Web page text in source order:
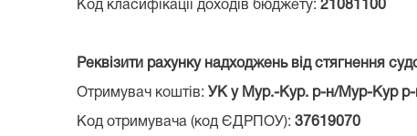
Код класифікації доходів бюджету: 21081100
Реквізити рахунку надходжень від стягнення
Отримувач коштів: УК у Мур.-Кур. р-н/Мур-Кур р-
Код отримувача (код ЄДРПОУ): 37619070